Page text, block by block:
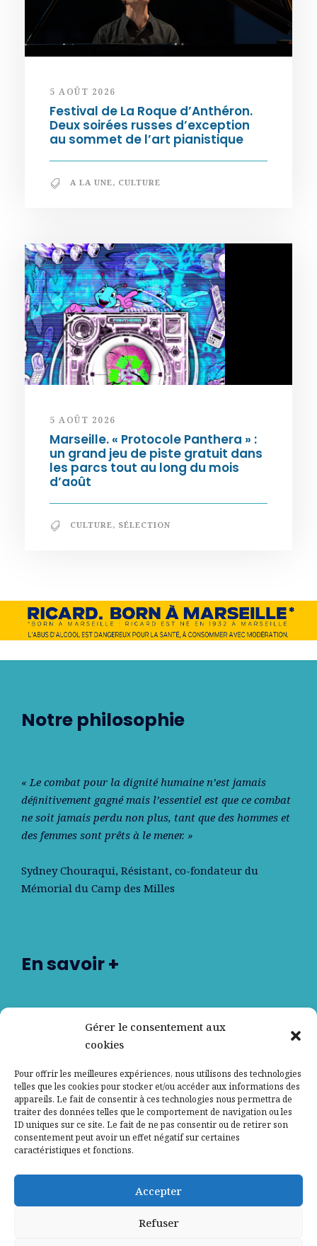
Gérer le consentement aux
cookies
Pour offrir les meilleures expériences, nous utilisons des technologies
telles que les cookies pour stocker et/ou accéder aux informations des
appareils. Le fait de consentir à ces technologies nous permettra de
traiter des données telles que le comportement de navigation ou les
ID uniques sur ce site. Le fait de ne pas consentir ou de retirer son
consentement peut avoir un effet négatif sur certaines
caractéristiques et fonctions.
Accepter
Refuser
5 AOÛT 2026
Festival de La Roque d’Anthéron.
Deux soirées russes d’exception
au sommet de l’art pianistique
A LA UNE, CULTURE
5 AOÛT 2026
Marseille. « Protocole Panthera » :
un grand jeu de piste gratuit dans
les parcs tout au long du mois
d’août
CULTURE, SÉLECTION
Notre philosophie
« Le combat pour la dignité humaine n’est jamais
déﬁnitivement gagné mais l’essentiel est que ce combat
ne soit jamais perdu non plus, tant que des hommes et
des femmes sont prêts à le mener. »
Sydney Chouraqui, Résistant, co-fondateur du
Mémorial du Camp des Milles
En savoir +
Nos partenaires
Contactez-nous
Mentions légales